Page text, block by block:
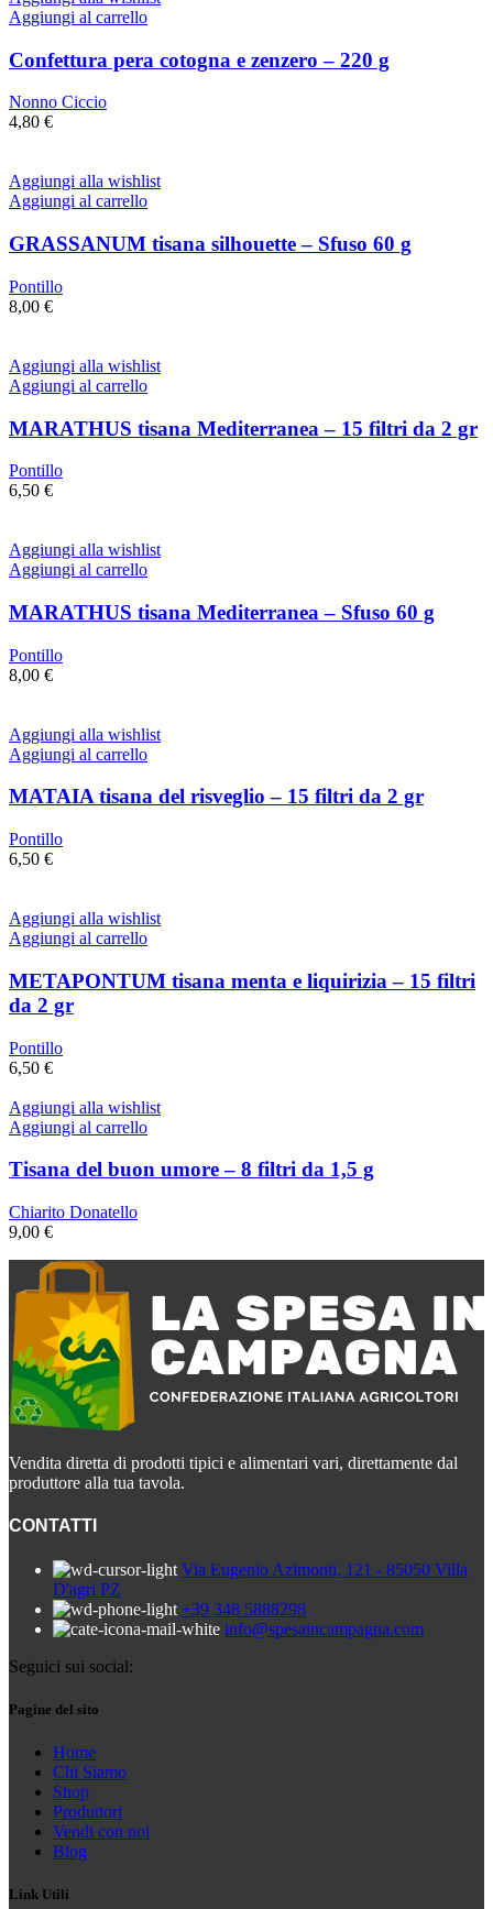
Aggiungi al carrello
Confettura pera cotogna e zenzero – 220 g
Nonno Ciccio
4,80 €
Aggiungi alla wishlist
Aggiungi al carrello
GRASSANUM tisana silhouette – Sfuso 60 g
Pontillo
8,00 €
Aggiungi alla wishlist
Aggiungi al carrello
MARATHUS tisana Mediterranea – 15 filtri da 2 gr
Pontillo
6,50 €
Aggiungi alla wishlist
Aggiungi al carrello
MARATHUS tisana Mediterranea – Sfuso 60 g
Pontillo
8,00 €
Aggiungi alla wishlist
Aggiungi al carrello
MATAIA tisana del risveglio – 15 filtri da 2 gr
Pontillo
6,50 €
Aggiungi alla wishlist
Aggiungi al carrello
METAPONTUM tisana menta e liquirizia – 15 filtri
da 2 gr
Pontillo
6,50 €
Aggiungi alla wishlist
Aggiungi al carrello
Tisana del buon umore – 8 filtri da 1,5 g
Chiarito Donatello
9,00 €
Vendita diretta di prodotti tipici e alimentari vari, direttamente dal
produttore alla tua tavola.
CONTATTI
Via Eugenio Azimonti, 121 - 85050 Villa
D'agri PZ
+39 348 5888298
info@spesaincampagna.com
Seguici sui social:
Pagine del sito
Home
Chi Siamo
Shop
Produttori
Vendi con noi
Blog
Link Utili